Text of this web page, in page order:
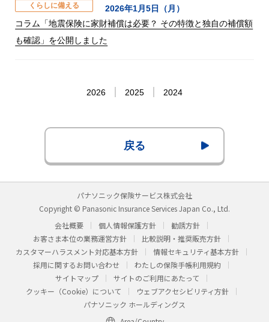
くらしに備える
2026年1月5日（月）
コラム「地震保険に家財補償は必要？ その特徴と独自の補償額
も確認」を公開しました
2026 2025 2024
戻る
パナソニック保険サービス株式会社
Copyright © Panasonic Insurance Services Japan Co., Ltd.
会社概要
個人情報保護方針
勧誘方針
お客さま本位の業務運営方針
比較説明・推奨販売方針
カスタマーハラスメント対応基本方針
情報セキュリティ基本方針
採用に関するお問い合わせ
わたしの保険手帳利用規約
サイトマップ
サイトのご利用にあたって
クッキー（Cookie）について
ウェブアクセシビリティ方針
パナソニック ホールディングス